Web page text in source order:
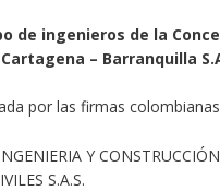
de ingenieros de la
– Barranquilla
por las firmas
Y
S.A.S.